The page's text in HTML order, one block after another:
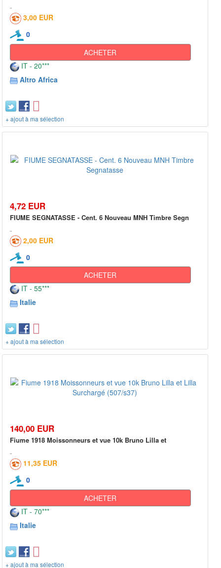
3,00 EUR
0
ACHETER
IT - 20***
Altro Africa
+ ajout à ma sélection
4,72 EUR
FIUME SEGNATASSE - Cent. 6 Nouveau MNH Timbre Segn
2,00 EUR
0
ACHETER
IT - 55***
Italie
+ ajout à ma sélection
140,00 EUR
Fiume 1918 Moissonneurs et vue 10k Bruno Lilla et
11,35 EUR
0
ACHETER
IT - 70***
Italie
+ ajout à ma sélection